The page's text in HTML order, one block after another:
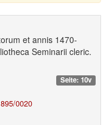
et annis 1470-
Seminarii cleric.
Seite: 10v
0020